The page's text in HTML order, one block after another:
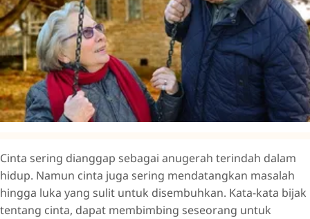
Cinta sering dianggap sebagai anugerah terindah dalam
hidup. Namun cinta juga sering mendatangkan masalah
hingga luka yang sulit untuk disembuhkan. Kata-kata bijak
tentang cinta, dapat membimbing seseorang untuk